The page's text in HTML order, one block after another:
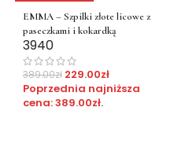
EMMA – Szpilki złote licowe z
paseczkami i kokardką
3940
389.00zł 229.00zł
Poprzednia najniższa
cena:389.00zł.